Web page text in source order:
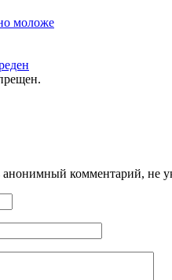
моложе
комментарий, не